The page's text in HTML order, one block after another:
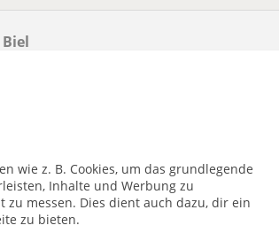
wie z. B. Cookies, um das grundlegende
Inhalte und Werbung zu
messen. Dies dient auch dazu, dir ein
zu bieten.
Biel
supportive tutor inspiring
every day.
I'm Biel from the Philippines, an experienced
also kids with autism, creating patien...